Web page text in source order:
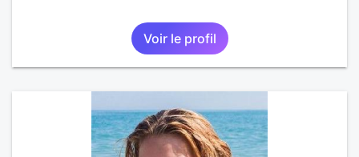
Voir le profil